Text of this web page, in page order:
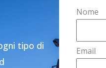
tipo di
Nome
Email